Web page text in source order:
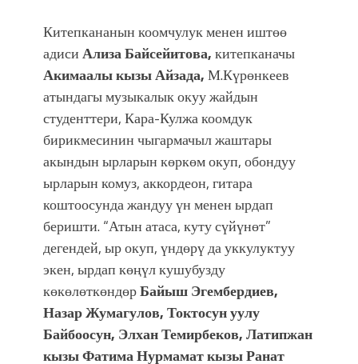
Китепкананын коомчулук менен иштөө
адисиАлиза Байсейитова,китепканачы
Акимаалы кызы Айзада,М.Күрөнкеев
атындагы музыкалык окуу жайдын
студенттери, Кара-Кулжа коомдук
бирикмесинин чыгармачыл жаштары
акындын ырларын көркөм окуп, обондуу
ырларын комуз, аккордеон, гитара
коштоосунда жандуу үн менен ырдап
беришти. “Атын атаса, куту сүйүнөт”
дегендей, ыр окуп, үндөрү да уккулуктуу
экен, ырдап көңүл кушубузду
көкөлөткөндөрБайыш Эгембердиев,
Назар Жумагулов, Токтосун уулу
Байбоосун, Элхан Темирбеков, Латипжан
кызы Фатима Нурмамат кызы Ранат